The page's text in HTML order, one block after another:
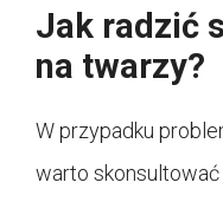
Jak radzić
na twarzy?
W przypadku
warto